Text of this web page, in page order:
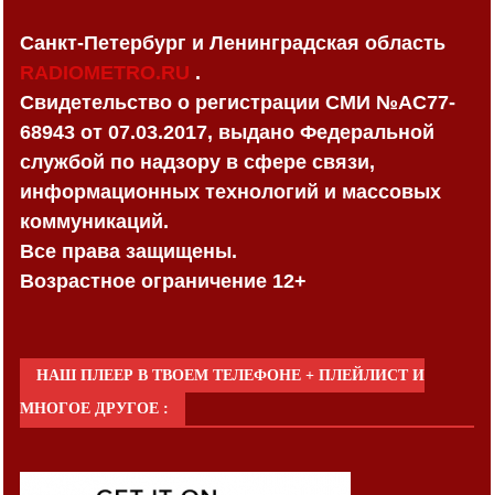
Санкт-Петербург и Ленинградская область
RADIOMETRO.RU .
Свидетельство о регистрации СМИ №AC77-
68943 от 07.03.2017, выдано Федеральной
службой по надзору в сфере связи,
информационных технологий и массовых
коммуникаций.
Все права защищены.
Возрастное ограничение 12+
НАШ ПЛЕЕР В ТВОЕМ ТЕЛЕФОНЕ + ПЛЕЙЛИСТ И
МНОГОЕ ДРУГОЕ :